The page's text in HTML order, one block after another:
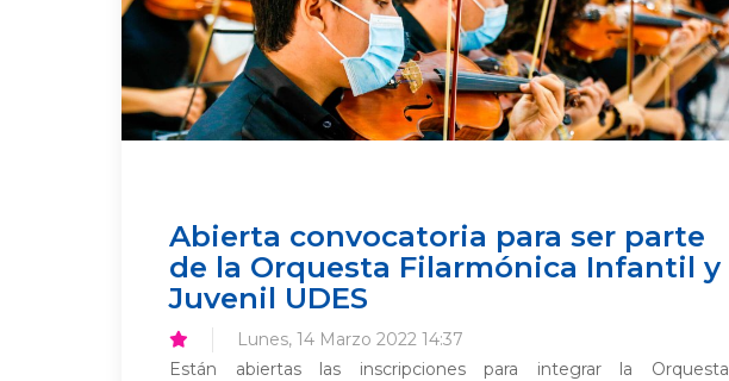
Abierta convocatoria para ser parte
de la Orquesta Filarmónica Infantil y
Juvenil UDES
Lunes, 14 Marzo 2022 14:37
Están abiertas las inscripciones para integrar la Orquesta